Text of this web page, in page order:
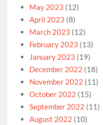
May 2023 (12)
April 2023 (8)
March 2023 (12)
February 2023 (13)
January 2023 (19)
December 2022 (18)
November 2022 (11)
October 2022 (15)
September 2022 (11)
August 2022 (10)